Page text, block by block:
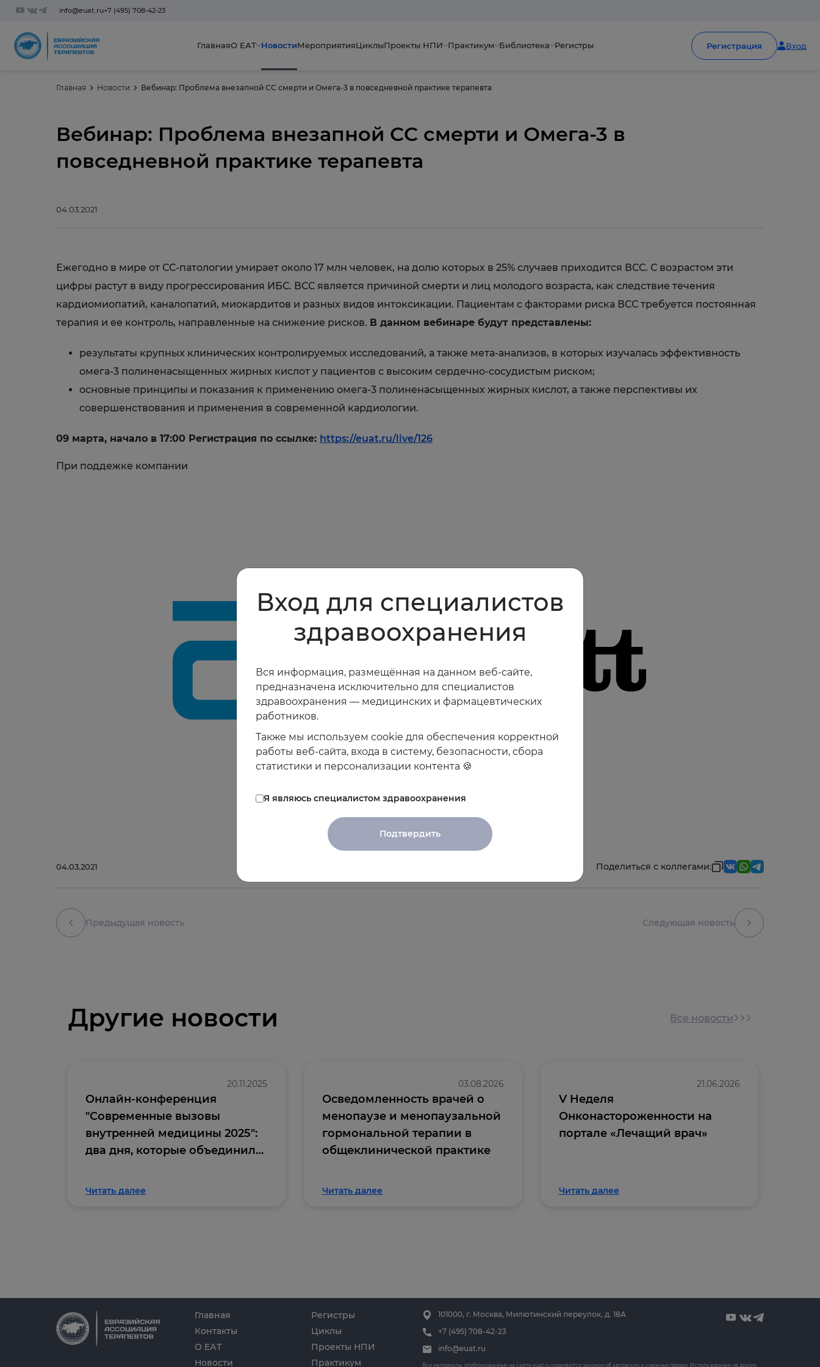
info@euat.ru+7 (495) 708-42-23
ГлавнаяО ЕАТ НовостиМероприятияЦиклыПроекты НПИ Практикум Библиотека Регистры Регистрация Вход
Главная Новости Вебинар: Проблема внезапной СС смерти и Омега-3 в повседневной практике терапевта
Вебинар: Проблема внезапной СС смерти и Омега-3 в
повседневной практике терапевта
04.03.2021
Ежегодно в мире от СС-патологии умирает около 17 млн человек, на долю которых в 25% случаев приходится ВСС. С возрастом эти
цифры растут в виду прогрессирования ИБС. ВСС является причиной смерти и лиц молодого возраста, как следствие течения
кардиомиопатий, каналопатий, миокардитов и разных видов интоксикации. Пациентам с факторами риска ВСС требуется постоянная
терапия и ее контроль, направленные на снижение рисков. В данном вебинаре будут представлены:
результаты крупных клинических контролируемых исследований, а также мета-анализов, в которых изучалась эффективность
омега-3 полиненасыщенных жирных кислот у пациентов с высоким сердечно-сосудистым риском;
основные принципы и показания к применению омега-3 полиненасыщенных жирных кислот, а также перспективы их
совершенствования и применения в современной кардиологии.
09 марта, начало в 17:00 Регистрация по ссылке: https://euat.ru/live/126
При поддежке компании
04.03.2021 Поделиться с коллегами:
Предыдущая новость Следующая новость
Другие новости Все новости
03.08.2026
Осведомленность врачей о
менопаузе и менопаузальной
гормональной терапии в
общеклинической практике
Читать далее
21.06.2026
V Неделя
Онконастороженности на
портале «Лечащий врач»
Читать далее
20.11.2025
Онлайн-конференция
"Современные вызовы
внутренней медицины 2025":
два дня, которые объединили
сообщество
Читать далее
Главная
О ЕАТ
Новости
Циклы
Проекты НПИ
Практикум
Регистры
Контакты
101000, г. Москва, Милютинский переулок, д. 18А
+7 (495) 708-42-23
info@euat.ru
Все материалы, опубликованные на сайте euat.ru охраняются законом об авторских и смежных правах. Использование на других
Вход для специалистов
здравоохранения
Вся информация, размещённая на данном веб-сайте,
предназначена исключительно для специалистов
здравоохранения — медицинских и фармацевтических
работников.
Также мы используем cookie для обеспечения корректной
работы веб-сайта, входа в систему, безопасности, сбора
статистики и персонализации контента 🍪
Я являюсь специалистом здравоохранения
Подтвердить